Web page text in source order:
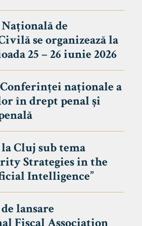
de
se organizează la
25 – 26 iunie 2026
naționale a
în drept penal și
Cluj sub tema
Strategies in the
Intelligence”
lansare
Fiscal Association